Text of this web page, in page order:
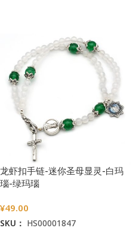
龙虾扣手链-迷你圣母显灵-白玛
瑙-绿玛瑙
¥49.00
SKU： HS00001847